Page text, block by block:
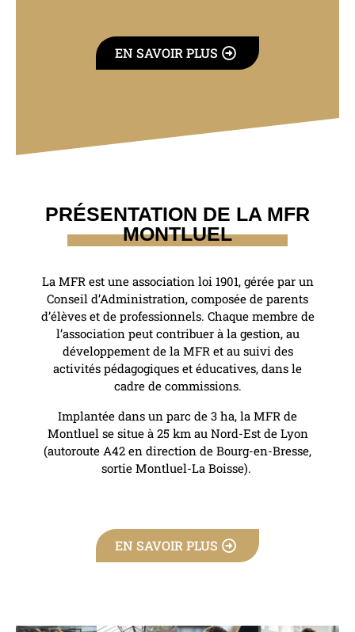
EN SAVOIR PLUS
PRÉSENTATION DE LA MFR
MONTLUEL
La MFR est une association loi 1901, gérée par un
Conseil d’Administration, composée de parents
d’élèves et de professionnels. Chaque membre de
l’association peut contribuer à la gestion, au
développement de la MFR et au suivi des
activités pédagogiques et éducatives, dans le
cadre de commissions.
Implantée dans un parc de 3 ha, la MFR de
Montluel se situe à 25 km au Nord-Est de Lyon
(autoroute A42 en direction de Bourg-en-Bresse,
sortie Montluel-La Boisse).
EN SAVOIR PLUS